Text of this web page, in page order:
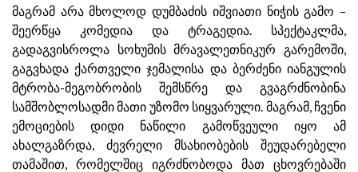
მაგრამ არა მხოლოდ დუმბაძის იშვიათი ნიჭის გამო –
შეერწყა კომედია და ტრაგედია. სპექტაკლმა,
გადაგვისროლა სოხუმის მრავალეთნიკურ გარემოში,
გაგვხადა ქართველი ჯემალისა და ბერძენი იანგულის
მტრობა-მეგობრობის შემსწრე და გვაგრძნობინა
სამშობლოსადმი მათი უზომო სიყვარული. მაგრამ, ჩვენი
ემოციების დიდი ნაწილი გამოწვეული იყო ამ
ახალგაზრდა, ძევრელი მსახიობების შეუდარებელი
თამაშით, რომელშიც იგრძნობოდა მათ ცხოვრებაში